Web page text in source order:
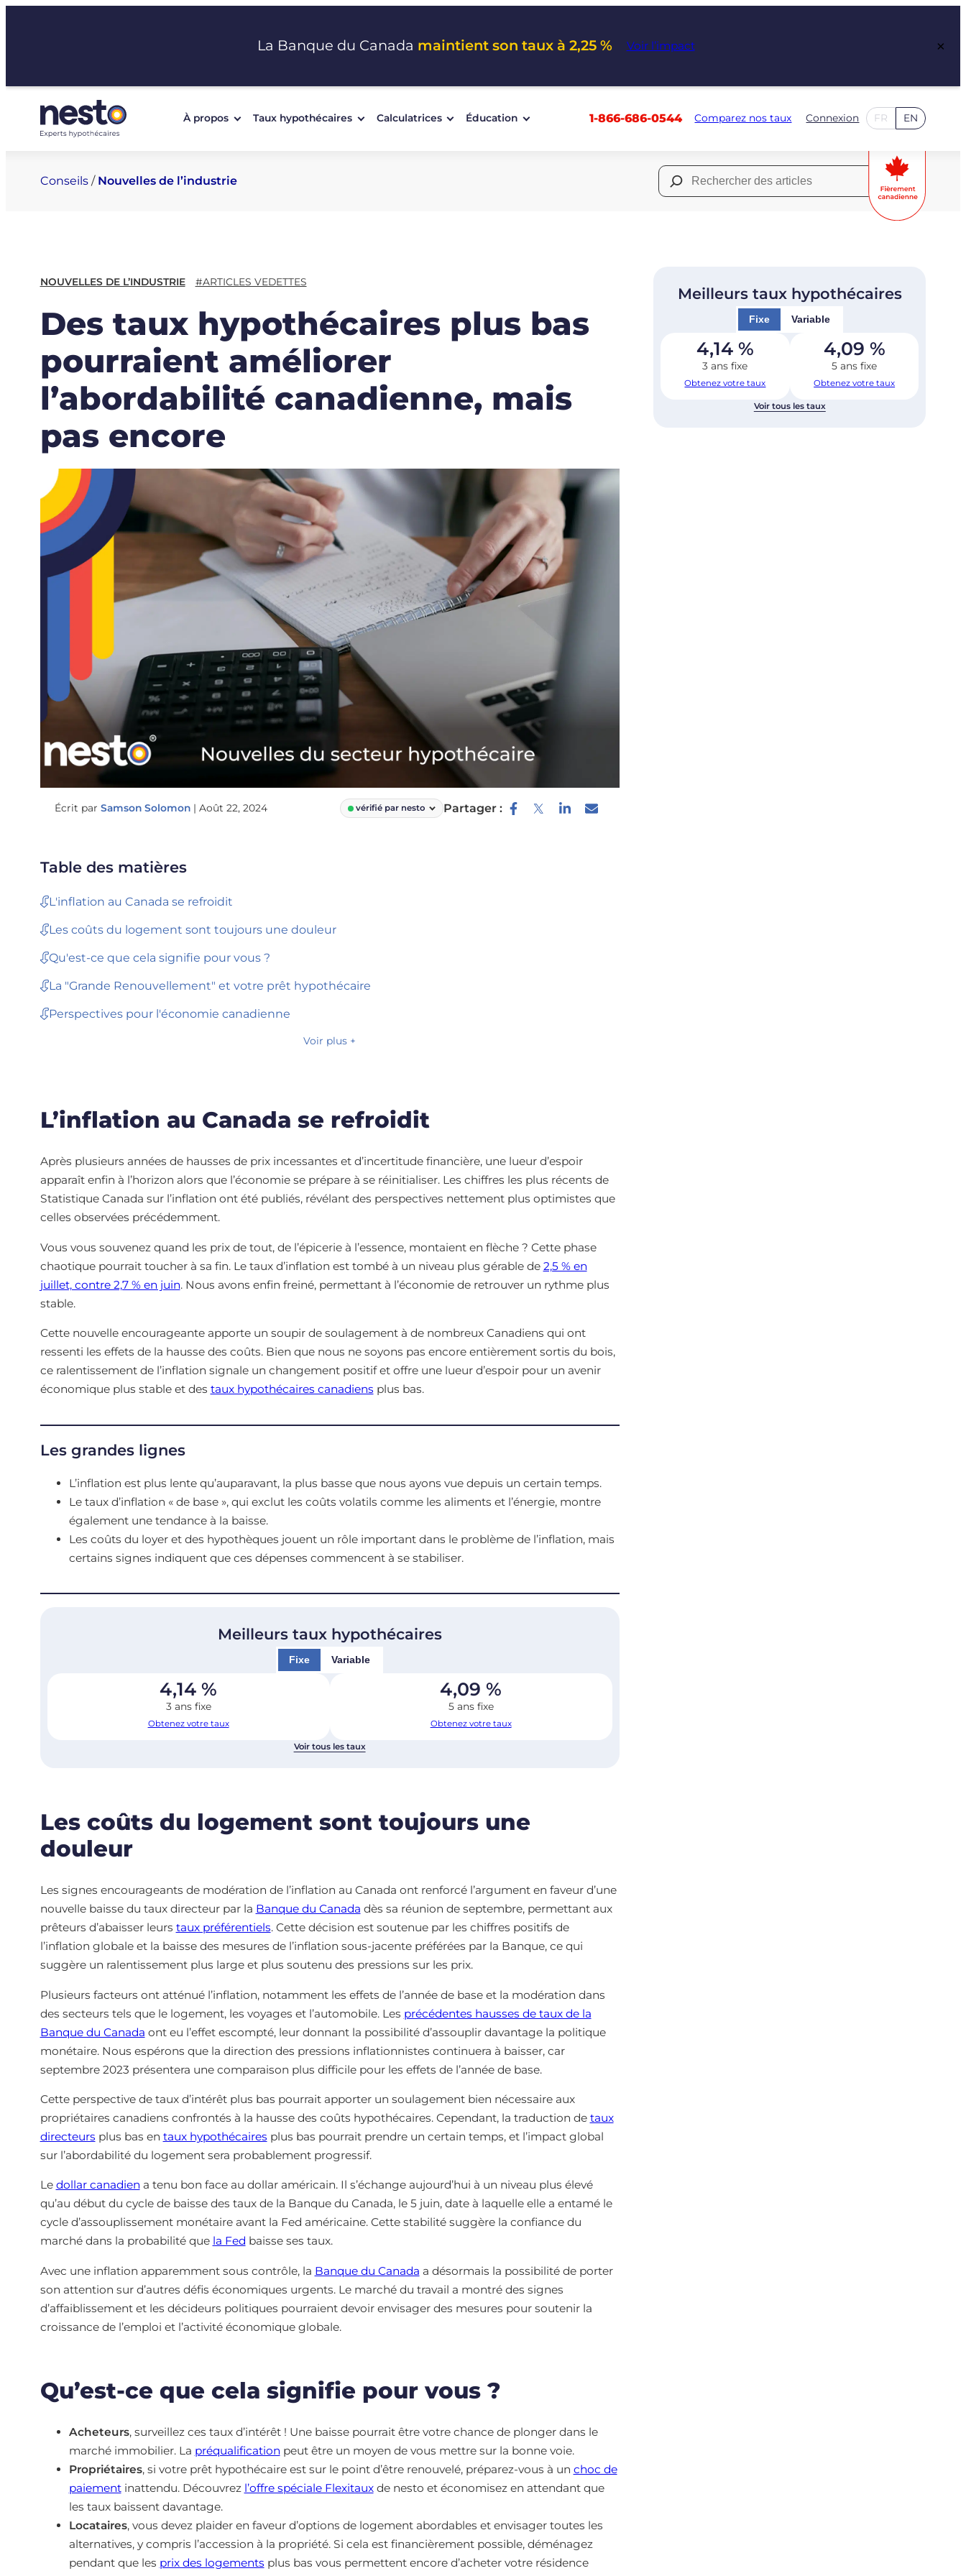
La Banque du Canada maintient son taux à 2,25 % Voir l’impact ×
À propos Taux hypothécaires Calculatrices Éducation 1-866-686-0544 Comparez nos taux Connexion FR EN
Conseils/ Nouvelles de l’industrie Rechercher :
NOUVELLES DE L’INDUSTRIE #ARTICLES VEDETTES
Des taux hypothécaires plus bas
pourraient améliorer
l’abordabilité canadienne, mais
pas encore
Écrit par Samson Solomon | Août 22, 2024 vérifié par nesto Partager :
Table des matières
L'inflation au Canada se refroidit
Les coûts du logement sont toujours une douleur
Qu'est-ce que cela signifie pour vous ?
La "Grande Renouvellement" et votre prêt hypothécaire
Perspectives pour l'économie canadienne
Voir plus +
L’inflation au Canada se refroidit
Après plusieurs années de hausses de prix incessantes et d’incertitude financière, une lueur d’espoir
apparaît enfin à l’horizon alors que l’économie se prépare à se réinitialiser. Les chiffres les plus récents de
Statistique Canada sur l’inflation ont été publiés, révélant des perspectives nettement plus optimistes que
celles observées précédemment.
Vous vous souvenez quand les prix de tout, de l’épicerie à l’essence, montaient en flèche ? Cette phase
chaotique pourrait toucher à sa fin. Le taux d’inflation est tombé à un niveau plus gérable de 2,5 % en
juillet, contre 2,7 % en juin. Nous avons enfin freiné, permettant à l’économie de retrouver un rythme plus
stable.
Cette nouvelle encourageante apporte un soupir de soulagement à de nombreux Canadiens qui ont
ressenti les effets de la hausse des coûts. Bien que nous ne soyons pas encore entièrement sortis du bois,
ce ralentissement de l’inflation signale un changement positif et offre une lueur d’espoir pour un avenir
économique plus stable et des taux hypothécaires canadiens plus bas.
Les grandes lignes
L’inflation est plus lente qu’auparavant, la plus basse que nous ayons vue depuis un certain temps.
Le taux d’inflation « de base », qui exclut les coûts volatils comme les aliments et l’énergie, montre
également une tendance à la baisse.
Les coûts du loyer et des hypothèques jouent un rôle important dans le problème de l’inflation, mais
certains signes indiquent que ces dépenses commencent à se stabiliser.
Meilleurs taux hypothécaires
Fixe Variable
4,14 %
3 ans fixe
Obtenez votre taux
4,09 %
5 ans fixe
Obtenez votre taux
Voir tous les taux
Les coûts du logement sont toujours une
douleur
Les signes encourageants de modération de l’inflation au Canada ont renforcé l’argument en faveur d’une
nouvelle baisse du taux directeur par la Banque du Canada dès sa réunion de septembre, permettant aux
prêteurs d’abaisser leurs taux préférentiels. Cette décision est soutenue par les chiffres positifs de
l’inflation globale et la baisse des mesures de l’inflation sous-jacente préférées par la Banque, ce qui
suggère un ralentissement plus large et plus soutenu des pressions sur les prix.
Plusieurs facteurs ont atténué l’inflation, notamment les effets de l’année de base et la modération dans
des secteurs tels que le logement, les voyages et l’automobile. Les précédentes hausses de taux de la
Banque du Canada ont eu l’effet escompté, leur donnant la possibilité d’assouplir davantage la politique
monétaire. Nous espérons que la direction des pressions inflationnistes continuera à baisser, car
septembre 2023 présentera une comparaison plus difficile pour les effets de l’année de base.
Cette perspective de taux d’intérêt plus bas pourrait apporter un soulagement bien nécessaire aux
propriétaires canadiens confrontés à la hausse des coûts hypothécaires. Cependant, la traduction de taux
directeurs plus bas en taux hypothécaires plus bas pourrait prendre un certain temps, et l’impact global
sur l’abordabilité du logement sera probablement progressif.
Le dollar canadien a tenu bon face au dollar américain. Il s’échange aujourd’hui à un niveau plus élevé
qu’au début du cycle de baisse des taux de la Banque du Canada, le 5 juin, date à laquelle elle a entamé le
cycle d’assouplissement monétaire avant la Fed américaine. Cette stabilité suggère la confiance du
marché dans la probabilité que la Fed baisse ses taux.
Avec une inflation apparemment sous contrôle, la Banque du Canada a désormais la possibilité de porter
son attention sur d’autres défis économiques urgents. Le marché du travail a montré des signes
d’affaiblissement et les décideurs politiques pourraient devoir envisager des mesures pour soutenir la
croissance de l’emploi et l’activité économique globale.
Qu’est-ce que cela signifie pour vous ?
Acheteurs, surveillez ces taux d’intérêt ! Une baisse pourrait être votre chance de plonger dans le
marché immobilier. La préqualification peut être un moyen de vous mettre sur la bonne voie.
Propriétaires, si votre prêt hypothécaire est sur le point d’être renouvelé, préparez-vous à un choc de
paiementinattendu. Découvrez l’offre spéciale Flexitauxde nesto et économisez en attendant que
les taux baissent davantage.
Locataires, vous devez plaider en faveur d’options de logement abordables et envisager toutes les
alternatives, y compris l’accession à la propriété. Si cela est financièrement possible, déménagez
pendant que les prix des logements plus bas vous permettent encore d’acheter votre résidence
Meilleurs taux hypothécaires
Fixe Variable
4,14 %
3 ans fixe
Obtenez votre taux
4,09 %
5 ans fixe
Obtenez votre taux
Voir tous les taux